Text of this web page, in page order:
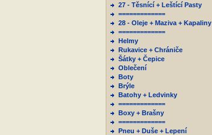
27 - Těsnící + Leštící Pasty
=============
28 - Oleje + Maziva + Kapaliny
=============
Helmy
Rukavice + Chrániče
Šátky + Čepice
Oblečení
Boty
Brýle
Batohy + Ledvinky
=============
Boxy + Brašny
=============
Pneu + Duše + Lepení